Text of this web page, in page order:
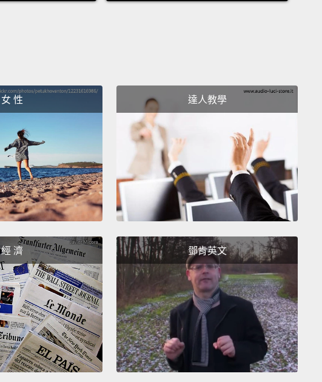
哈囉。
嗨!你好嗎？
How are ya?
你好嗎？
Oh my God! This is awesome! This is bad.
我的天哪!這實在太棒了!好煩喔。
Like, the Bahamas is, like, in Jamaica, right?
就像，巴哈馬在，那個，牙買加，對不對？
Really? It's like, oh, I don't know, like...
真假？就像，喔，我不知道，就是...
Like, literally, I can't even, like, I literally died.
女 性 達人教學
經 濟 鄧肯英文